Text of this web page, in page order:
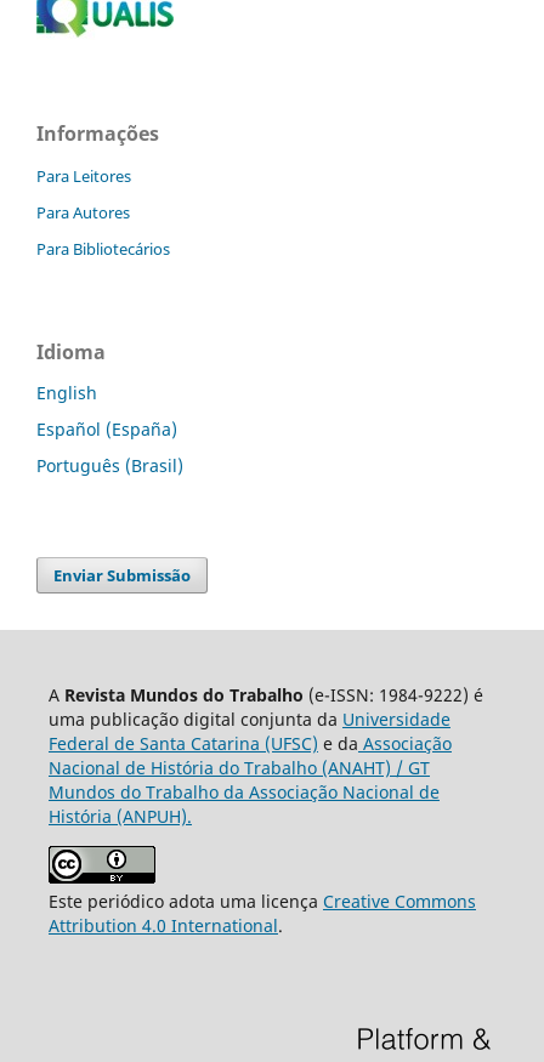
Informações
Para Leitores
Para Autores
Para Bibliotecários
Idioma
English
Español (España)
Português (Brasil)
Enviar Submissão
A Revista Mundos do Trabalho (e-ISSN: 1984-9222) é
uma publicação digital conjunta da Universidade
Federal de Santa Catarina (UFSC) e da Associação
Nacional de História do Trabalho (ANAHT) / GT
Mundos do Trabalho da Associação Nacional de
História (ANPUH).
Este periódico adota uma licença Creative Commons
Attribution 4.0 International.